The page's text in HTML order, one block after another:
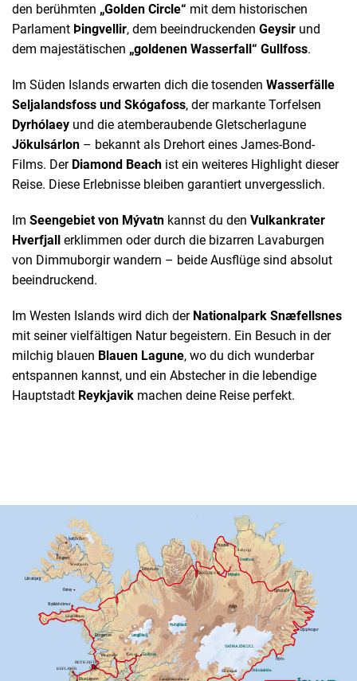
den berühmten „Golden Circle“ mit dem historischen
Parlament Þingvellir, dem beeindruckenden Geysir und
dem majestätischen „goldenen Wasserfall“ Gullfoss.
Im Süden Islands erwarten dich die tosenden Wasserfälle
Seljalandsfoss und Skógafoss, der markante Torfelsen
Dyrhólaey und die atemberaubende Gletscherlagune
Jökulsárlon – bekannt als Drehort eines James-Bond-
Films. Der Diamond Beach ist ein weiteres Highlight dieser
Reise. Diese Erlebnisse bleiben garantiert unvergesslich.
Im Seengebiet von Mývatn kannst du den Vulkankrater
Hverfjall erklimmen oder durch die bizarren Lavaburgen
von Dimmuborgir wandern – beide Ausflüge sind absolut
beeindruckend.
Im Westen Islands wird dich der Nationalpark Snæfellsnes
mit seiner vielfältigen Natur begeistern. Ein Besuch in der
milchig blauen Blauen Lagune, wo du dich wunderbar
entspannen kannst, und ein Abstecher in die lebendige
Hauptstadt Reykjavik machen deine Reise perfekt.